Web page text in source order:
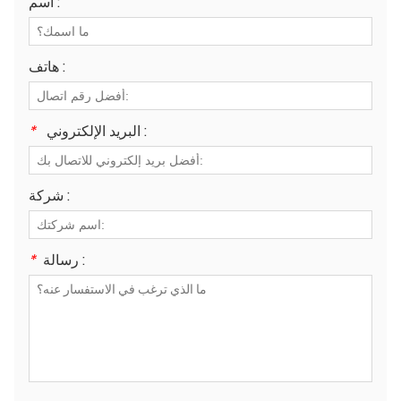
هاتف :
* البريد الإلكتروني :
شركة :
* رسالة :